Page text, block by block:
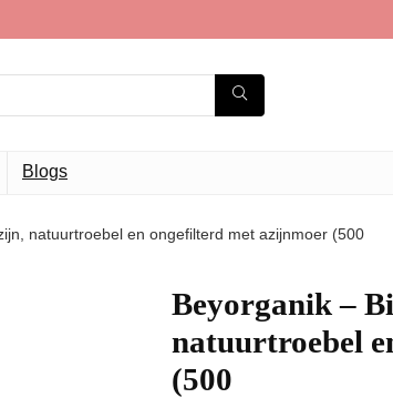
Blogs
natuurtroebel en ongefilterd met azijnmoer (500
Beyorganik –
natuurtroebel
(500